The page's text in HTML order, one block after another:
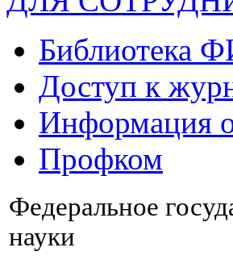
Библиотека
Доступ к
Информация
Профком
Федеральное
науки